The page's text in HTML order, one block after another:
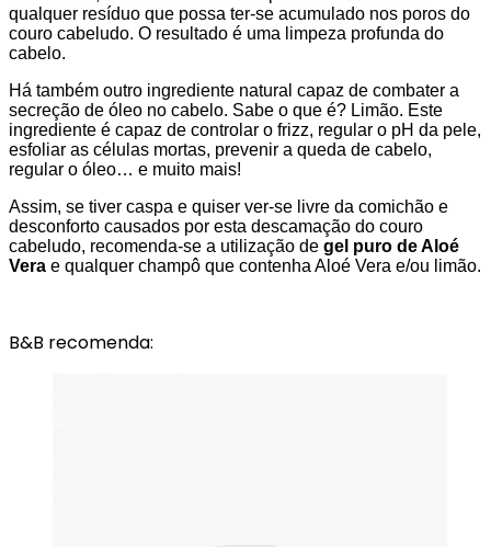
qualquer resíduo que possa ter-se acumulado nos poros do
couro cabeludo. O resultado é uma limpeza profunda do
cabelo.
Há também outro ingrediente natural capaz de combater a
secreção de óleo no cabelo. Sabe o que é? Limão. Este
ingrediente é capaz de controlar o frizz, regular o pH da pele,
esfoliar as células mortas, prevenir a queda de cabelo,
regular o óleo… e muito mais!
Assim, se tiver caspa e quiser ver-se livre da comichão e
desconforto causados por esta descamação do couro
cabeludo, recomenda-se a utilização de gel puro de Aloé
Vera e qualquer champô que contenha Aloé Vera e/ou limão.
B&B recomenda: